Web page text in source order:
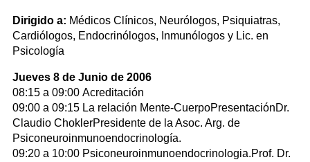
Dirigido a: Médicos Clínicos, Neurólogos, Psiquiatras,
Cardiólogos, Endocrinólogos, Inmunólogos y Lic. en
Psicología
Jueves 8 de Junio de 2006
08:15 a 09:00 Acreditación
09:00 a 09:15 La relación Mente-CuerpoPresentaciónDr.
Claudio ChoklerPresidente de la Asoc. Arg. de
Psiconeuroinmunoendocrinología.
09:20 a 10:00 Psiconeuroinmunoendocrinologia.Prof. Dr.